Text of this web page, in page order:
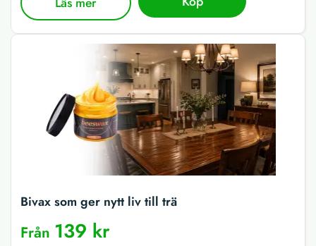
Bivax som ger nytt liv till trä
Från 139 kr